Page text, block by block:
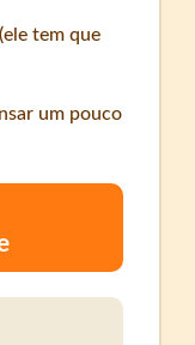
tem que
um pouco